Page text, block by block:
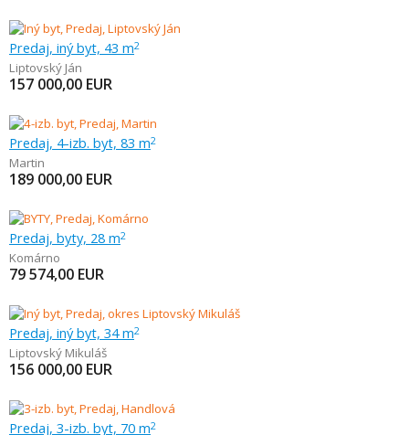
Predaj, iný byt, 43 m2
Liptovský Ján
157 000,00 EUR
Predaj, 4-izb. byt, 83 m2
Martin
189 000,00 EUR
Predaj, byty, 28 m2
Komárno
79 574,00 EUR
Predaj, iný byt, 34 m2
Liptovský Mikuláš
156 000,00 EUR
Predaj, 3-izb. byt, 70 m2